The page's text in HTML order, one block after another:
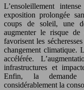
L’ensoleillement
exposition prolongée
coups de soleil, une
augmenter le risque
favorisent les
changement climatique.
accélérée.
infrastructures et
Enfin, la demande
considérablement la